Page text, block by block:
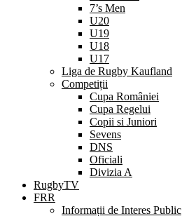
7’s Men
U20
U19
U18
U17
Liga de Rugby Kaufland
Competiții
Cupa României
Cupa Regelui
Copii si Juniori
Sevens
DNS
Oficiali
Divizia A
RugbyTV
FRR
Informații de Interes Public